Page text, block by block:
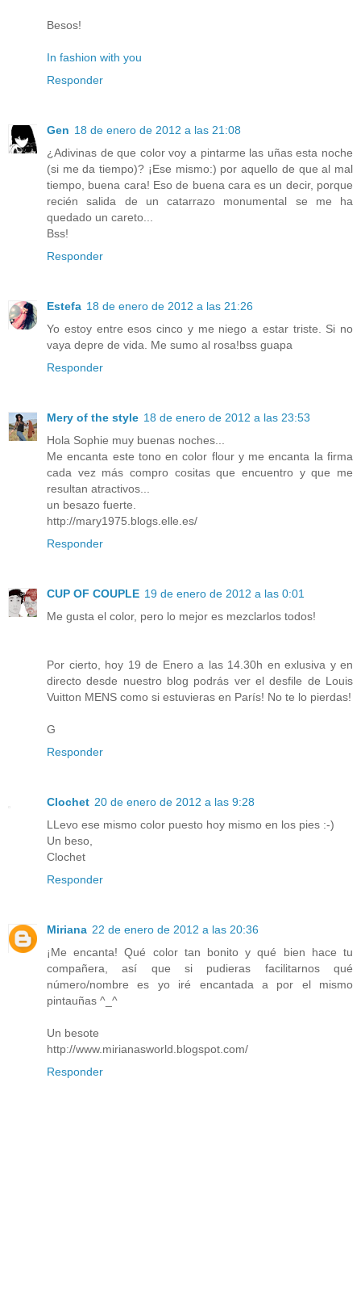
Besos!
In fashion with you
Responder
Gen 18 de enero de 2012 a las 21:08
¿Adivinas de que color voy a pintarme las uñas esta noche
(si me da tiempo)? ¡Ese mismo:) por aquello de que al mal
tiempo, buena cara! Eso de buena cara es un decir, porque
recién salida de un catarrazo monumental se me ha
quedado un careto...
Bss!
Responder
Estefa 18 de enero de 2012 a las 21:26
Yo estoy entre esos cinco y me niego a estar triste. Si no
vaya depre de vida. Me sumo al rosa!bss guapa
Responder
Mery of the style 18 de enero de 2012 a las 23:53
Hola Sophie muy buenas noches...
Me encanta este tono en color flour y me encanta la firma
cada vez más compro cositas que encuentro y que me
resultan atractivos...
un besazo fuerte.
http://mary1975.blogs.elle.es/
Responder
CUP OF COUPLE 19 de enero de 2012 a las 0:01
Me gusta el color, pero lo mejor es mezclarlos todos!
Por cierto, hoy 19 de Enero a las 14.30h en exlusiva y en
directo desde nuestro blog podrás ver el desfile de Louis
Vuitton MENS como si estuvieras en París! No te lo pierdas!
G
Responder
Clochet 20 de enero de 2012 a las 9:28
LLevo ese mismo color puesto hoy mismo en los pies :-)
Un beso,
Clochet
Responder
Miriana 22 de enero de 2012 a las 20:36
¡Me encanta! Qué color tan bonito y qué bien hace tu
compañera, así que si pudieras facilitarnos qué
número/nombre es yo iré encantada a por el mismo
pintauñas ^_^
Un besote
http://www.mirianasworld.blogspot.com/
Responder